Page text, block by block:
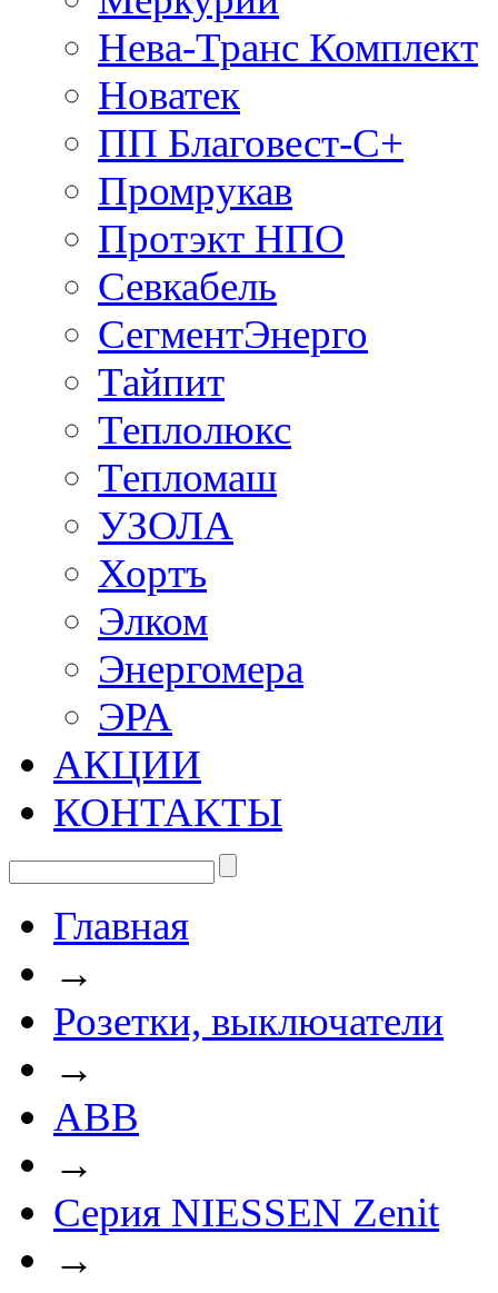
Нева-Транс Комплект
Новатек
ПП Благовест-С+
Промрукав
Протэкт НПО
Севкабель
СегментЭнерго
Тайпит
Теплолюкс
Тепломаш
УЗОЛА
Хортъ
Элком
Энергомера
ЭРА
АКЦИИ
КОНТАКТЫ
Главная
→
Розетки, выключатели
→
ABB
→
Серия NIESSEN Zenit
→